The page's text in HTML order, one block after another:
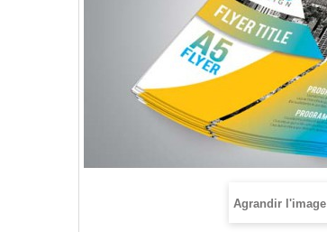
Agrandir l'image